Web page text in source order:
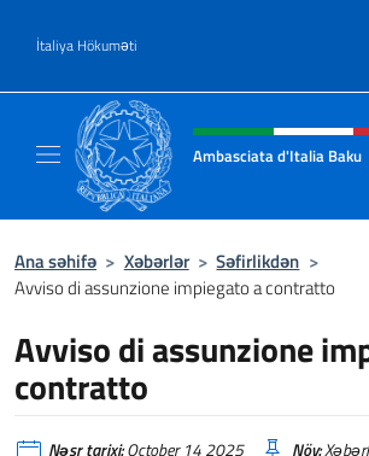
İtaliya Hökuməti
Header, social and
Ambasciata d'Italia Baku
Ana səhifə > Xəbərlər > Səfirlikdən >
Avviso di assunzione impiegato a contratto
Avviso di assunzione
contratto
Nəşr tarixi:October 14 2025 Növ: